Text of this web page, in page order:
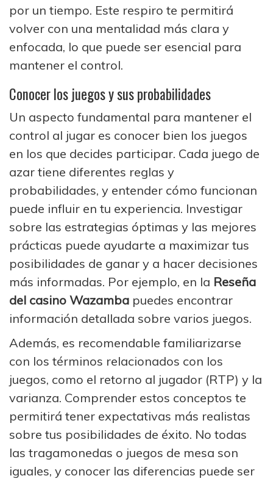
por un tiempo. Este respiro te permitirá
volver con una mentalidad más clara y
enfocada, lo que puede ser esencial para
mantener el control.
Conocer los juegos y sus probabilidades
Un aspecto fundamental para mantener el
control al jugar es conocer bien los juegos
en los que decides participar. Cada juego de
azar tiene diferentes reglas y
probabilidades, y entender cómo funcionan
puede influir en tu experiencia. Investigar
sobre las estrategias óptimas y las mejores
prácticas puede ayudarte a maximizar tus
posibilidades de ganar y a hacer decisiones
más informadas. Por ejemplo, en la Reseña
del casino Wazamba puedes encontrar
información detallada sobre varios juegos.
Además, es recomendable familiarizarse
con los términos relacionados con los
juegos, como el retorno al jugador (RTP) y la
varianza. Comprender estos conceptos te
permitirá tener expectativas más realistas
sobre tus posibilidades de éxito. No todas
las tragamonedas o juegos de mesa son
iguales, y conocer las diferencias puede ser